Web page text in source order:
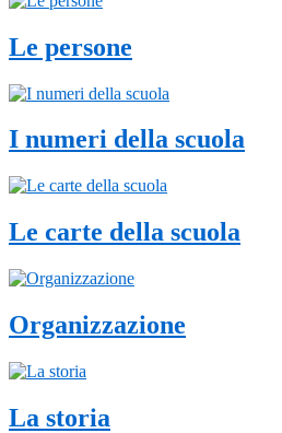
Le persone
I numeri della scuola
Le carte della scuola
Organizzazione
La storia